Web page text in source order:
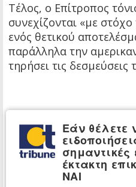
Τέλος, ο Επίτροπος
συνεχίζονται «με στόχο
ενός θετικού
παράλληλα την
τηρήσει τις δεσμεύσεις
Εάν θέλετε
σημαντικές
έκτακτη
ΝΑΙ